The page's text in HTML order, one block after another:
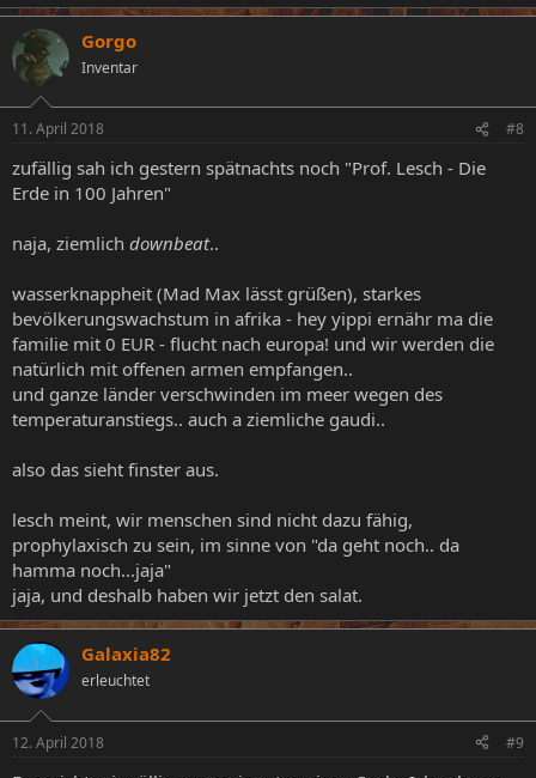
Gorgo
Inventar
11. April 2018 #8
zufällig sah ich gestern spätnachts noch "Prof. Lesch - Die
Erde in 100 Jahren"
naja, ziemlich downbeat..
wasserknappheit (Mad Max lässt grüßen), starkes
bevölkerungswachstum in afrika - hey yippi ernähr ma die
familie mit 0 EUR - flucht nach europa! und wir werden die
natürlich mit offenen armen empfangen..
und ganze länder verschwinden im meer wegen des
temperaturanstiegs.. auch a ziemliche gaudi..
also das sieht finster aus.
lesch meint, wir menschen sind nicht dazu fähig,
prophylaxisch zu sein, im sinne von "da geht noch.. da
hamma noch...jaja"
jaja, und deshalb haben wir jetzt den salat.
Galaxia82
erleuchtet
12. April 2018 #9